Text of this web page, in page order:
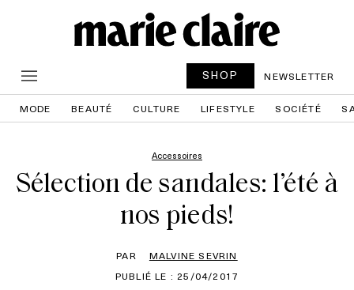
SHOP NEWSLETTER
MODE BEAUTÉ CULTURE LIFESTYLE SOCIÉTÉ
Accessoires
Sélection de sandales: l’été à
nos pieds!
PAR
MALVINE SEVRIN
PUBLIÉ LE : 25/04/2017